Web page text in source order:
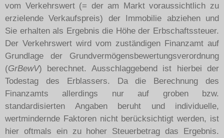
vom Verkehrswert (= der am Markt voraussichtlich zu
erzielende Verkaufspreis) der Immobilie abziehen und
Sie erhalten als Ergebnis die Höhe der Erbschaftssteuer.
Der Verkehrswert wird vom zuständigen Finanzamt auf
Grundlage der Grundvermögensbewertungsverordnung
(GrBewV) berechnet. Ausschlaggebend ist hierbei der
Todestag des Erblassers. Da die Berechnung des
Finanzamts allerdings nur auf groben bzw.
standardisierten Angaben beruht und individuelle,
wertmindernde Faktoren nicht berücksichtigt werden, ist
hier oftmals ein zu hoher Steuerbetrag das Ergebnis.